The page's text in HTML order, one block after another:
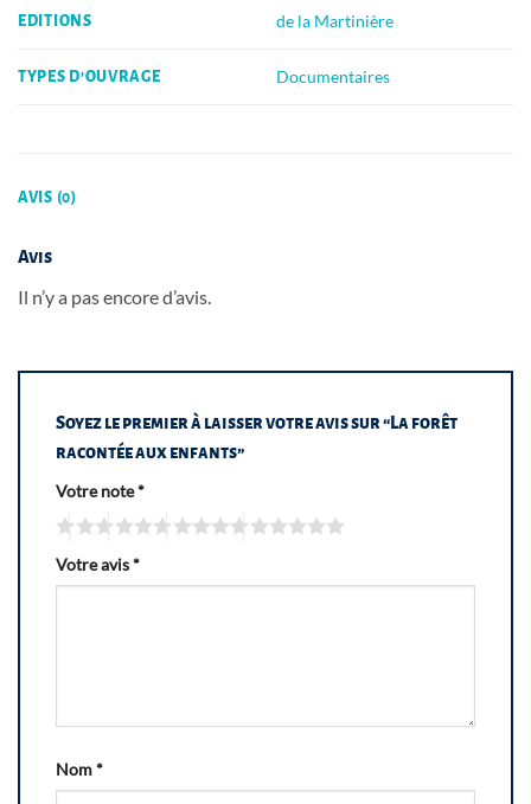
EDITIONS de la Martinière
TYPES D'OUVRAGE Documentaires
AVIS (0)
Avis
Il n’y a pas encore d’avis.
Soyez le premier à laisser votre avis sur “La forêt
racontée aux enfants”
Votre note*
Votre avis*
Nom*